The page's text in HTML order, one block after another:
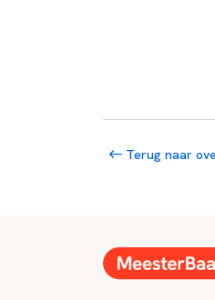
Terug naar